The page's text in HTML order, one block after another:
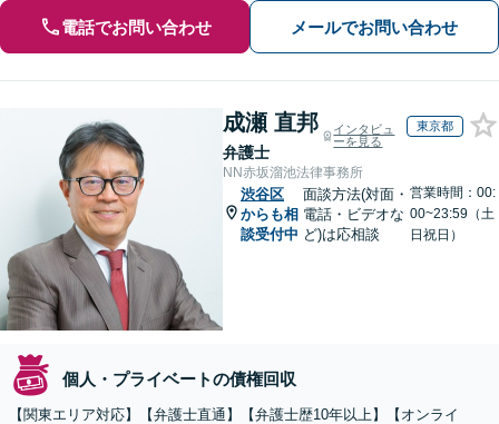
電話でお問い合わせ メールでお問い合わせ
成瀬 直邦
弁護士
インタビュ
ーを見る
東京都
NN赤坂溜池法律事務所
渋谷区
からも相
談受付中
面談方法(対面・
電話・ビデオな
ど)は応相談
営業時間：00:
00~23:59（土
日祝日）
個人・プライベートの債権回収
【関東エリア対応】【弁護士直通】【弁護士歴10年以上】【オンライ